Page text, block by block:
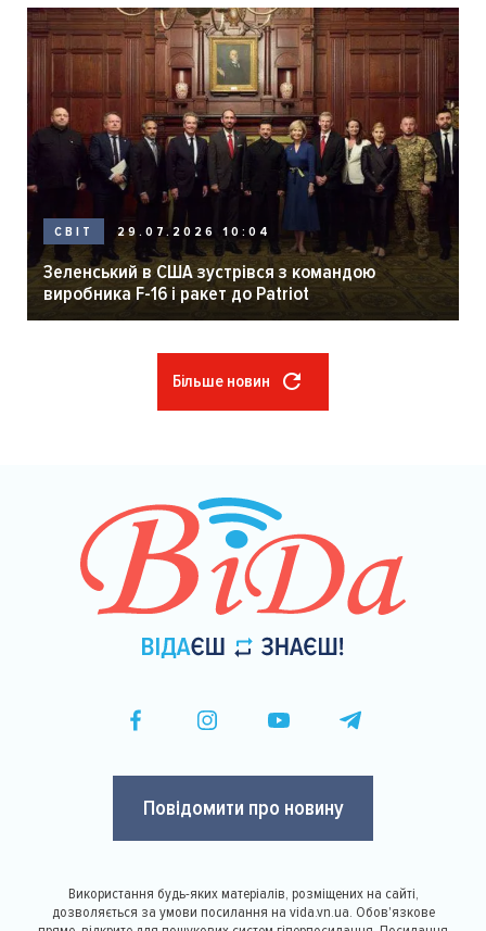
СВІТ 29.07.2026 10:04
Зеленський в США зустрівся з командою
виробника F-16 і ракет до Patriot
Більше новин
Повідомити про новину
Використання будь-яких матеріалів, розміщених на сайті,
дозволяється за умови посилання на vida.vn.ua. Обов'язкове